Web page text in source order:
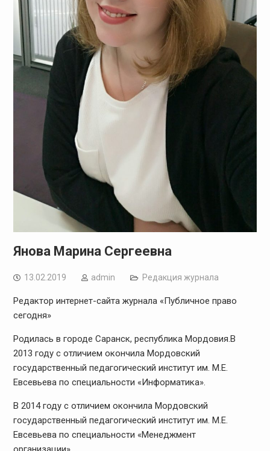
Янова Марина Сергеевна
13.02.2019 admin Редакция журнала
Редактор интернет-сайта журнала «Публичное право
сегодня»
Родилась в городе Саранск, республика Мордовия.В
2013 году с отличием окончила Мордовский
государственный педагогический институт им. М.Е.
Евсевьева по специальности «Информатика».
В 2014 году с отличием окончила Мордовский
государственный педагогический институт им. М.Е.
Евсевьева по специальности «Менеджмент